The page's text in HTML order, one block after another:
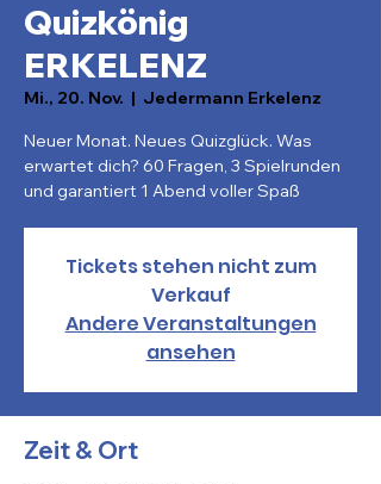
Quizkönig
ERKELENZ
Mi., 20. Nov.
  |
Jedermann Erkelenz
Neuer Monat. Neues Quizglück. Was
erwartet dich? 60 Fragen, 3 Spielrunden
und garantiert 1 Abend voller Spaß
Tickets stehen nicht zum
Verkauf
Andere Veranstaltungen
ansehen
Zeit & Ort